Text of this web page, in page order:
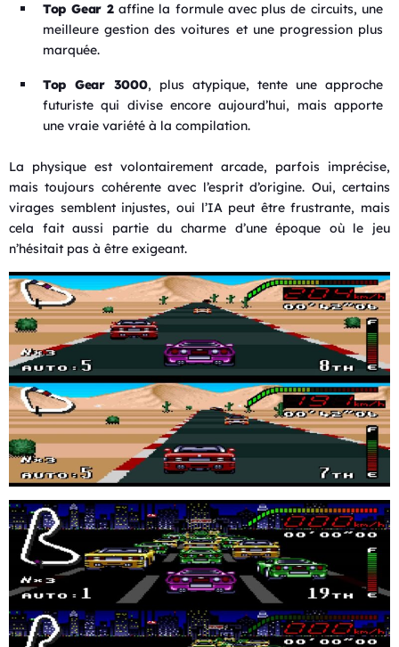
Top Gear 2affine la formule avec plus de circuits, une
meilleure gestion des voitures et une progression plus
marquée.
Top Gear 3000, plus atypique, tente une approche
futuriste qui divise encore aujourd’hui, mais apporte
une vraie variété à la compilation.
La physique est volontairement arcade, parfois imprécise,
mais toujours cohérente avec l’esprit d’origine. Oui, certains
virages semblent injustes, oui l’IA peut être frustrante, mais
cela fait aussi partie du charme d’une époque où le jeu
n’hésitait pas à être exigeant.